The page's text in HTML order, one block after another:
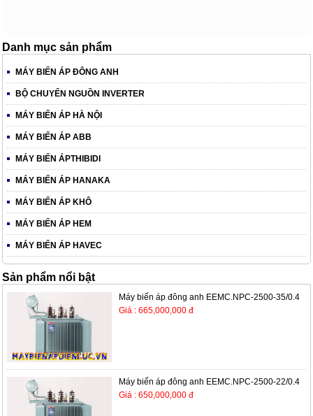
Danh mục sản phẩm
MÁY BIẾN ÁP ĐÔNG ANH
BỘ CHUYỂN NGUỒN INVERTER
MÁY BIẾN ÁP HÀ NỘI
MÁY BIẾN ÁP ABB
MÁY BIẾN ÁPTHIBIDI
MÁY BIẾN ÁP HANAKA
MÁY BIẾN ÁP KHÔ
MÁY BIẾN ÁP HEM
MÁY BIẾN ÁP HAVEC
Sản phẩm nổi bật
Máy biến áp đông anh EEMC.NPC-2500-35/0.4
Giá : 665,000,000 đ
Máy biến áp đông anh EEMC.NPC-2500-22/0.4
Giá : 650,000,000 đ